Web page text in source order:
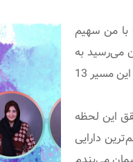
با من سهیم
می‌رسید به
اندازه افرادی که در طول مسیر کنار شما هستند، اهمیت ندارد و من بسیار خوش‌شانس بودم که این مسیر 13
این لحظه
دارایی